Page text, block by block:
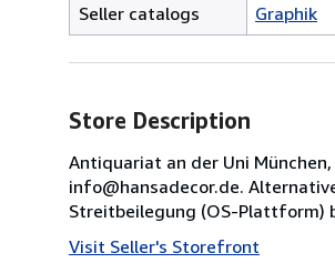
Seller catalogs
Graphik
Store Description
Antiquariat an der Uni
info@hansadecor.de.
Streitbeilegung (OS-
Visit Seller's Storefront